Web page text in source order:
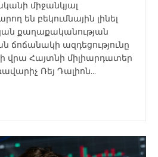
միջանկյալ
են բեկումնային լինել
քաղաքականության
Ռեյ Դալիոն...